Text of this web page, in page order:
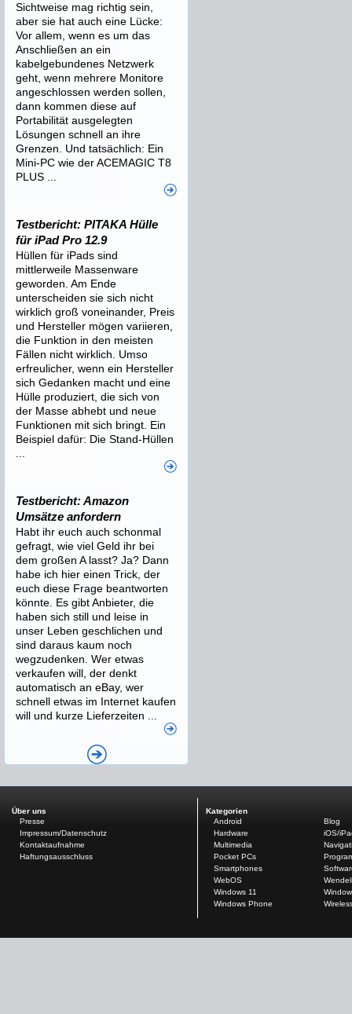
Sichtweise mag richtig sein,
aber sie hat auch eine Lücke:
Vor allem, wenn es um das
Anschließen an ein
kabelgebundenes Netzwerk
geht, wenn mehrere Monitore
angeschlossen werden sollen,
dann kommen diese auf
Portabilität ausgelegten
Lösungen schnell an ihre
Grenzen. Und tatsächlich: Ein
Mini-PC wie der ACEMAGIC T8
PLUS ...
Testbericht: PITAKA Hülle
für iPad Pro 12.9
Hüllen für iPads sind
mittlerweile Massenware
geworden. Am Ende
unterscheiden sie sich nicht
wirklich groß voneinander, Preis
und Hersteller mögen variieren,
die Funktion in den meisten
Fällen nicht wirklich. Umso
erfreulicher, wenn ein Hersteller
sich Gedanken macht und eine
Hülle produziert, die sich von
der Masse abhebt und neue
Funktionen mit sich bringt. Ein
Beispiel dafür: Die Stand-Hüllen
Testbericht: Amazon
Umsätze anfordern
Habt ihr euch auch schonmal
gefragt, wie viel Geld ihr bei
dem großen A lasst? Ja? Dann
habe ich hier einen Trick, der
euch diese Frage beantworten
könnte. Es gibt Anbieter, die
haben sich still und leise in
unser Leben geschlichen und
sind daraus kaum noch
wegzudenken. Wer etwas
verkaufen will, der denkt
automatisch an eBay, wer
schnell etwas im Internet kaufen
will und kurze Lieferzeiten ...
Über uns
Presse
Impressum/Datenschutz
Kontaktaufnahme
Haftungsausschluss
Kategorien
Android
Blog
Hardware
iOS/
Multimedia
Pocket PCs
Smartphones
WebOS
Windows 11
Windows Phone